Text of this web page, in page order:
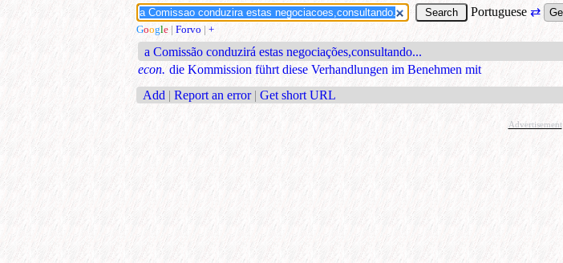
Portuguese ⇄
Google | Forvo | +
a Comissão conduzirá estas negociações,consultando...
econ. die Kommission führt diese Verhandlungen im Benehmen mit
Add | Report an error | Get short URL
Advertisement